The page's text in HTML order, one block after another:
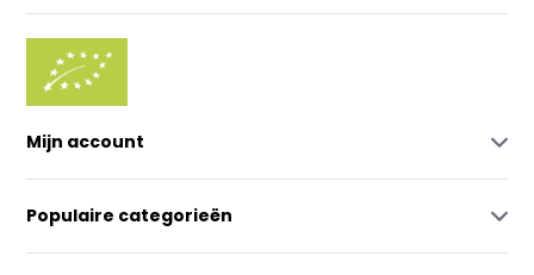
Mijn account
Populaire categorieën